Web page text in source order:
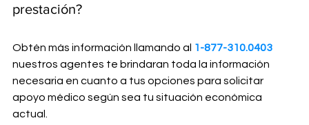
prestación?
Obtén más información llamando al 1-877-310.0403
nuestros agentes te brindaran toda la información
necesaria en cuanto a tus opciones para solicitar
apoyo médico según sea tu situación económica
actual.